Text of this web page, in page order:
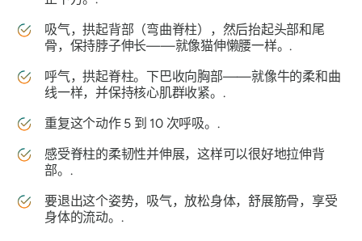
吸气，拱起背部（弯曲脊柱），然后抬起头部和尾
骨，保持脖子伸长——就像猫伸懒腰一样。.
呼气，拱起脊柱。下巴收向胸部——就像牛的柔和曲
线一样，并保持核心肌群收紧。.
重复这个动作 5 到 10 次呼吸。.
感受脊柱的柔韧性并伸展，这样可以很好地拉伸背
部。.
要退出这个姿势，吸气，放松身体，舒展筋骨，享受
身体的流动。.